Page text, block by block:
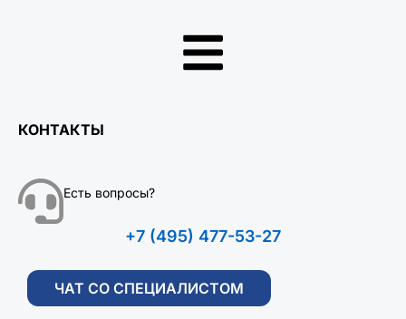
КОНТАКТЫ
Есть вопросы?
+7 (495) 477-53-27
ЧАТ СО СПЕЦИАЛИСТОМ